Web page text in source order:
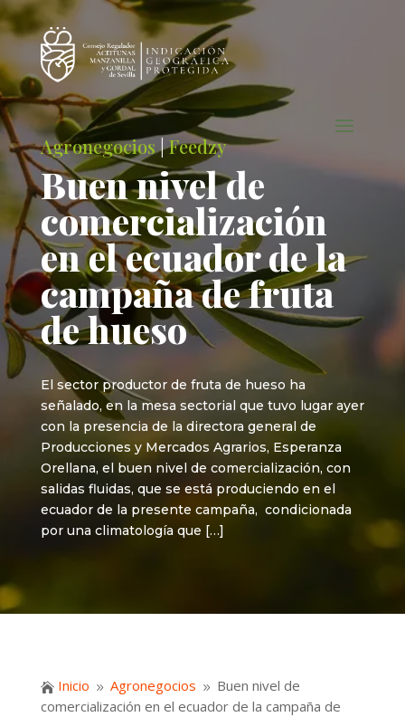
Agronegocios|Feedzy
Buen nivel de
comercialización
en el ecuador de la
campaña de fruta
de hueso
El sector productor de fruta de hueso ha
señalado, en la mesa sectorial que tuvo lugar ayer
con la presencia de la directora general de
Producciones y Mercados Agrarios, Esperanza
Orellana, el buen nivel de comercialización, con
salidas fluidas, que se está produciendo en el
ecuador de la presente campaña, condicionada
por una climatología que […]
 Inicio 9 Agronegocios 9 Buen nivel de
comercialización en el ecuador de la campaña de